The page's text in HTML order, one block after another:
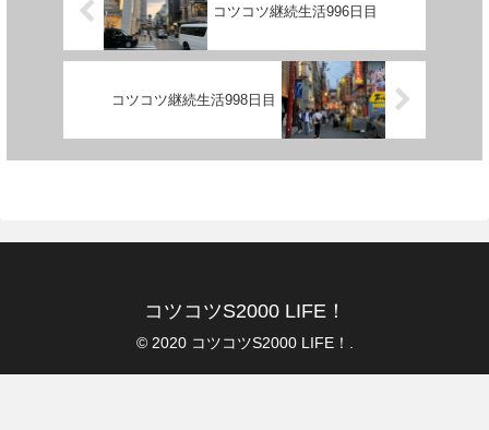
コツコツ継続生活996日目
コツコツ継続生活998日目
コツコツS2000 LIFE！
© 2020 コツコツS2000 LIFE！.